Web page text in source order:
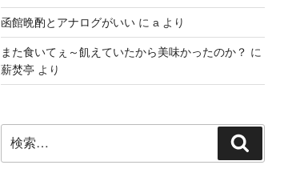
函館晩酌とアナログがいい に a より
また食いてぇ～飢えていたから美味かったのか？ に
薪焚亭 より
索:
索